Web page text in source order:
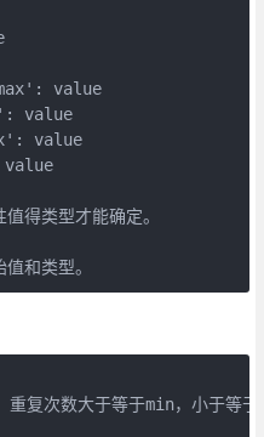
value
value
value
value
值得类型才能确定。
'
和类型。
复次数大于等于min，小于